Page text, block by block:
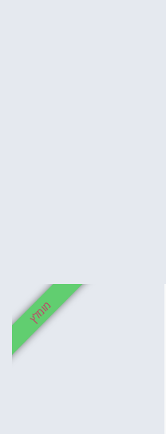
וסיורים
הפעילויות השוות
לחצו פה!
מומלץ